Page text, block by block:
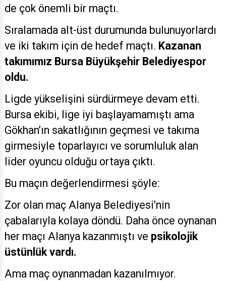
de çok önemli bir maçtı.
Sıralamada alt-üst durumunda bulunuyorlardı
ve iki takım için de hedef maçtı. Kazanan
takımımız Bursa Büyükşehir Belediyespor
oldu.
Ligde yükselişini sürdürmeye devam etti.
Bursa ekibi, lige iyi başlayamamıştı ama
Gökhan’ın sakatlığının geçmesi ve takıma
girmesiyle toparlayıcı ve sorumluluk alan
lider oyuncu olduğu ortaya çıktı.
Bu maçın değerlendirmesi şöyle:
Zor olan maç Alanya Belediyesi’nin
çabalarıyla kolaya döndü. Daha önce oynanan
her maçı Alanya kazanmıştı ve psikolojik
üstünlük vardı.
Ama maç oynanmadan kazanılmıyor.